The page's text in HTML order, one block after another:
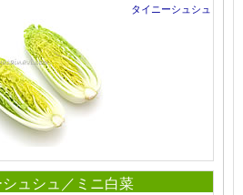
タイニーシュシュ
ュシュ／ミニ白菜